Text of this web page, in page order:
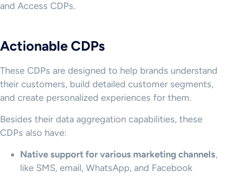
and Access CDPs.
Actionable CDPs
These CDPs are designed to help brands understand
their customers, build detailed customer segments,
and create personalized experiences for them.
Besides their data aggregation capabilities, these
CDPs also have:
Native support for various marketing channels,
like SMS, email, WhatsApp, and Facebook